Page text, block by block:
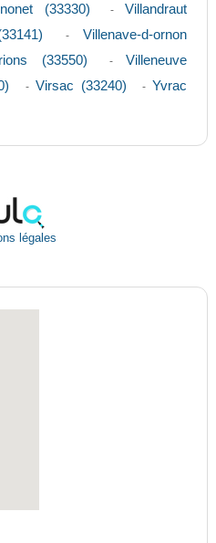
(33330) - Villandraut
- Villenave-d-ornon
(33550) - Villeneuve
- Virsac (33240) - Yvrac
légales